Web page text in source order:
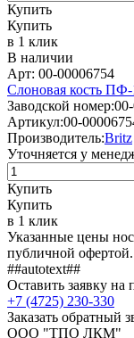
Купить
Купить
в 1 клик
В наличии
Арт: 00-00006754
Слоновая кость
Заводской номер:
Артикул:00-
Производитель:Britz
Уточняется у
Купить
Купить
в 1 клик
Указанные цены
публичной офертой.
##autotext##
Оставить заявку
+7 (4725) 230-330
Заказать обратный
ООО "ТПО ЛКМ"